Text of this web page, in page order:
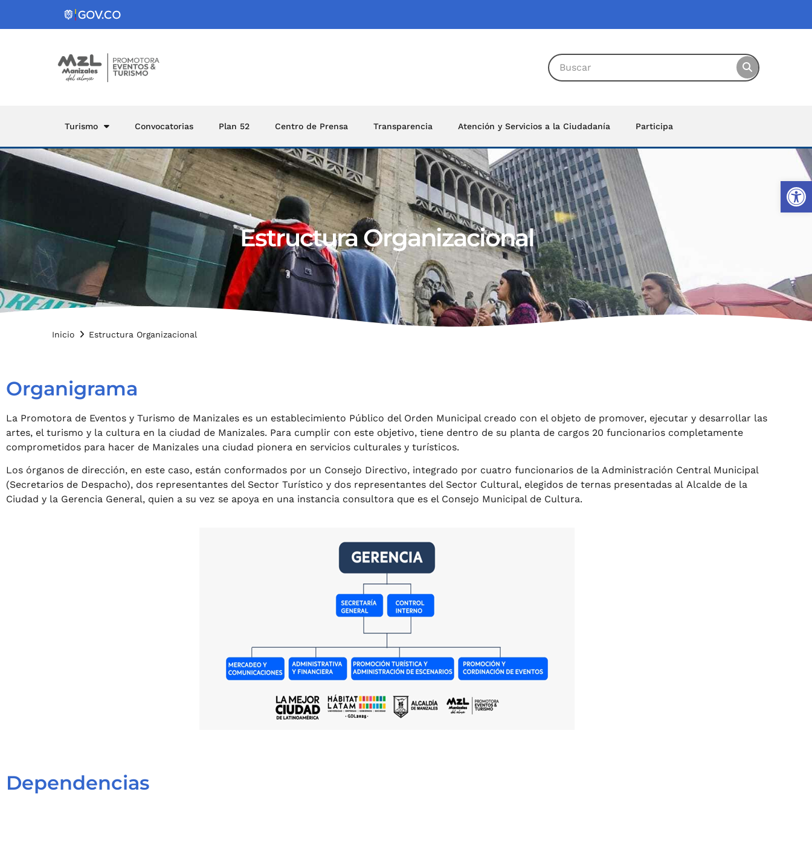
Turismo Convocatorias Plan 52 Centro de Prensa Transparencia Atención y Servicios a la Ciudadanía Participa
Estructura Organizacional
Inicio Estructura Organizacional
Organigrama
La Promotora de Eventos y Turismo de Manizales es un establecimiento Público del Orden Municipal creado con el objeto de promover, ejecutar y desarrollar las
artes, el turismo y la cultura en la ciudad de Manizales. Para cumplir con este objetivo, tiene dentro de su planta de cargos 20 funcionarios completamente
comprometidos para hacer de Manizales una ciudad pionera en servicios culturales y turísticos.
Los órganos de dirección, en este caso, están conformados por un Consejo Directivo, integrado por cuatro funcionarios de la Administración Central Municipal
(Secretarios de Despacho), dos representantes del Sector Turístico y dos representantes del Sector Cultural, elegidos de ternas presentadas al Alcalde de la
Ciudad y la Gerencia General, quien a su vez se apoya en una instancia consultora que es el Consejo Municipal de Cultura.
Dependencias